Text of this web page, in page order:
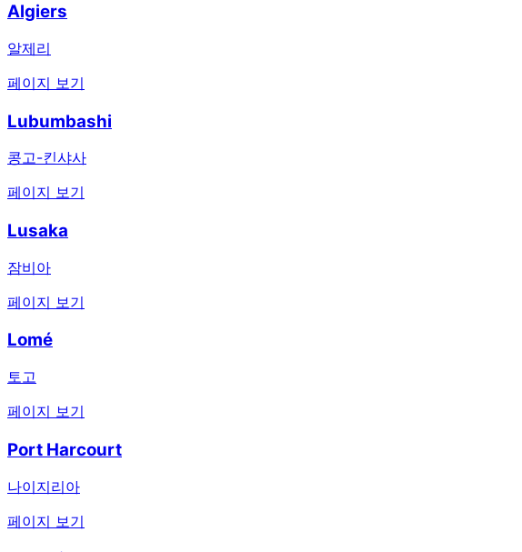
Algiers
알제리
페이지 보기
Lubumbashi
콩고-킨샤사
페이지 보기
Lusaka
잠비아
페이지 보기
Lomé
토고
페이지 보기
Port Harcourt
나이지리아
페이지 보기